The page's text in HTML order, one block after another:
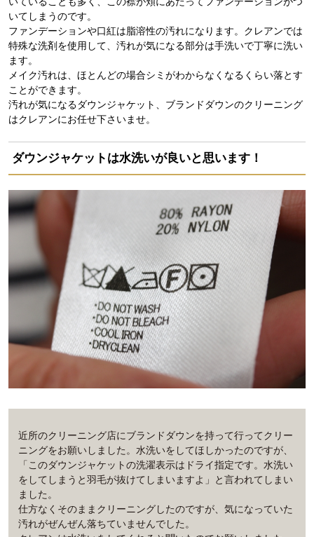
いてしまうのです。
ファンデーションや口紅は脂溶性の汚れになります。クレアンでは
特殊な洗剤を使用して、汚れが気になる部分は手洗いで丁寧に洗い
ます。
メイク汚れは、ほとんどの場合シミがわからなくなるくらい落とす
ことができます。
汚れが気になるダウンジャケット、ブランドダウンのクリーニング
はクレアンにお任せ下さいませ。
ダウンジャケットは水洗いが良いと思います！
近所のクリーニング店にブランドダウンを持って行ってクリー
ニングをお願いしました。水洗いをしてほしかったのですが、
「このダウンジャケットの洗濯表示はドライ指定です。水洗い
をしてしまうと羽毛が抜けてしまいますよ」と言われてしまい
ました。
仕方なくそのままクリーニングしたのですが、気になっていた
汚れがぜんぜん落ちていませんでした。